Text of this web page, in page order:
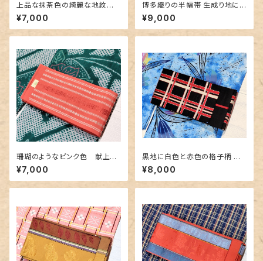
上品な抹茶色の綺麗な地紋
博多織り半幅帯
¥7,000
博多織りの半幅帯 生成り地に
豪華な地紋＆赤紫色
¥9,000
珊瑚のようなピンク色 献上柄
の博多織り半幅帯
¥7,000
黒地に白色と赤色の格子柄 博
多織りの半幅帯
¥8,000